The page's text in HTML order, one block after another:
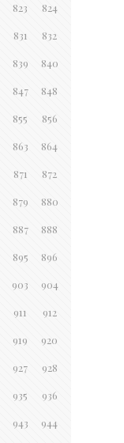
823 824
831 832
839 840
847 848
855 856
863 864
871 872
879 880
887 888
895 896
903 904
911 912
919 920
927 928
935 936
943 944